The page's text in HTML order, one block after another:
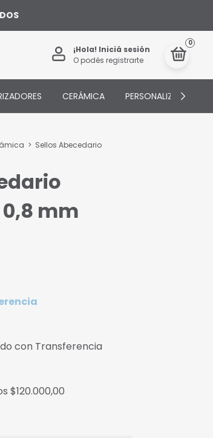
¡Hola! Iniciá sesión
O podés registrarte
0
CERÁMICA PERSONALIZADOS
> Sellos Abecedario
mm
con Transferencia
$120.000,00